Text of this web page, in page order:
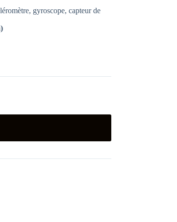
gyroscope, capteur de